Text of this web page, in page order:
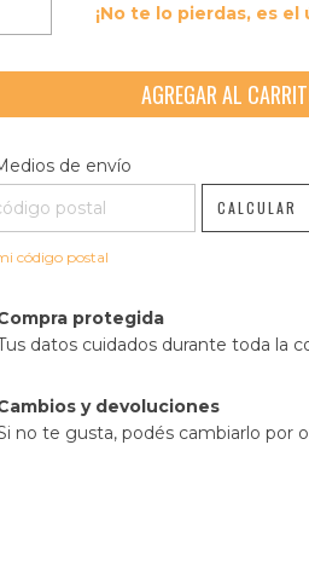
¡No te lo pierdas, es el
para el CP:
de envío
CALCULAR
código postal
protegida
datos cuidados durante toda la
y devoluciones
no te gusta, podés cambiarlo por